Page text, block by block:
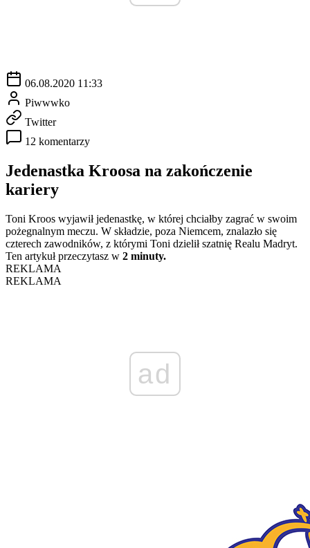
06.08.2020 11:33
Piwwwko
Twitter
12 komentarzy
Jedenastka Kroosa na zakończenie
kariery
Toni Kroos wyjawił jedenastkę, w której chciałby zagrać w swoim
pożegnalnym meczu. W składzie, poza Niemcem, znalazło się
czterech zawodników, z którymi Toni dzielił szatnię Realu Madryt.
Ten artykuł przeczytasz w 2 minuty.
REKLAMA
REKLAMA
ad